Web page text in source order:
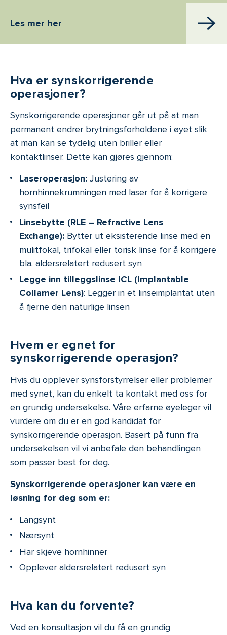
Les mer her
Hva er synskorrigerende
operasjoner?
Synskorrigerende operasjoner går ut på at man
permanent endrer brytningsforholdene i øyet slik
at man kan se tydelig uten briller eller
kontaktlinser. Dette kan gjøres gjennom:
Laseroperasjon: Justering av
hornhinnekrumningen med laser for å korrigere
synsfeil
Linsebytte (RLE – Refractive Lens
Exchange): Bytter ut eksisterende linse med en
mulitfokal, trifokal eller torisk linse for å korrigere
bla. aldersrelatert redusert syn
Legge inn tilleggslinse ICL (Implantable
Collamer Lens): Legger in et linseimplantat uten
å fjerne den naturlige linsen
Hvem er egnet for
synskorrigerende operasjon?
Hvis du opplever synsforstyrrelser eller problemer
med synet, kan du enkelt ta kontakt med oss for
en grundig undersøkelse. Våre erfarne øyeleger vil
vurdere om du er en god kandidat for
synskorrigerende operasjon. Basert på funn fra
undersøkelsen vil vi anbefale den behandlingen
som passer best for deg.
Synskorrigerende operasjoner kan være en
løsning for deg som er:
Langsynt
Nærsynt
Har skjeve hornhinner
Opplever aldersrelatert redusert syn
Hva kan du forvente?
Ved en konsultasjon vil du få en grundig